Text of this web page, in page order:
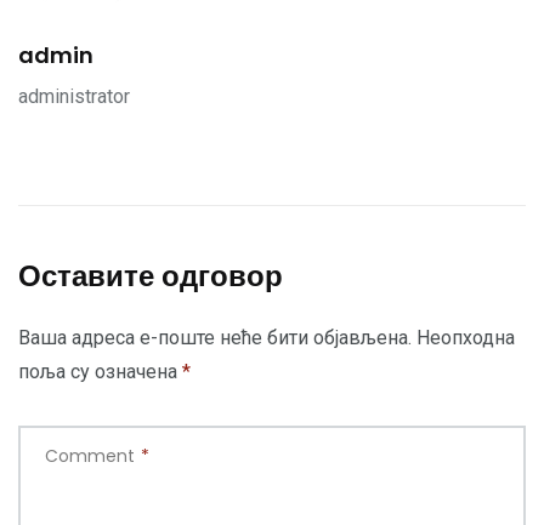
admin
administrator
Оставите одговор
Ваша адреса е-поште неће бити објављена. Неопходна
поља су означена *
Comment *